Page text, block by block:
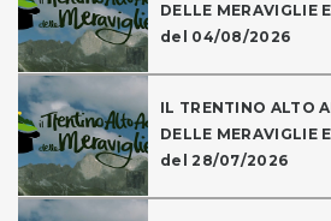
DELLE MERAVIGLIE
del 04/08/2026
IL TRENTINO ALTO
DELLE MERAVIGLIE
del 28/07/2026